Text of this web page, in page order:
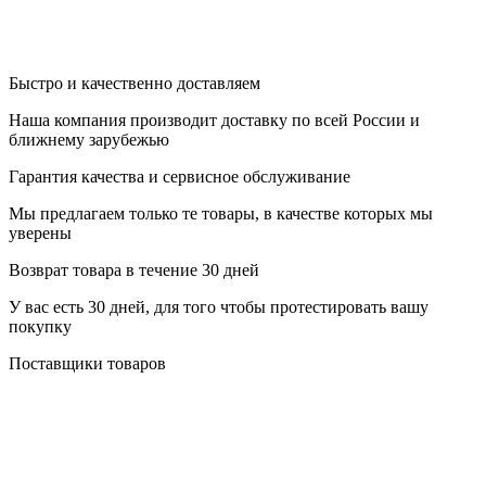
Быстро и качественно доставляем
Наша компания производит доставку по всей России и
ближнему зарубежью
Гарантия качества и сервисное обслуживание
Мы предлагаем только те товары, в качестве которых мы
уверены
Возврат товара в течение 30 дней
У вас есть 30 дней, для того чтобы протестировать вашу
покупку
Поставщики товаров